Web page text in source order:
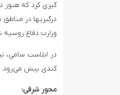
گیری کرد که
وزارت دفاع روسیه
در ابلاست سامی،
کندی پیش می‌رود.
محور شرقی: